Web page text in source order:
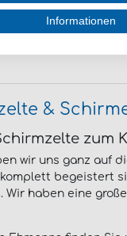
&
zum
wir uns ganz auf
begeistert
haben eine
Informationen